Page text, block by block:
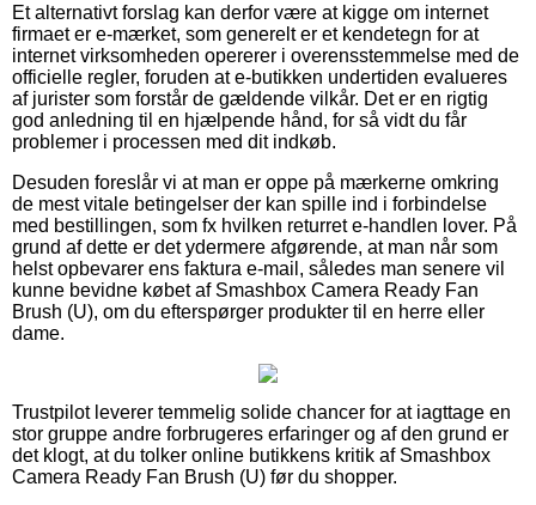
Et alternativt forslag kan derfor være at kigge om internet
firmaet er e-mærket, som generelt er et kendetegn for at
internet virksomheden opererer i overensstemmelse med de
officielle regler, foruden at e-butikken undertiden evalueres
af jurister som forstår de gældende vilkår. Det er en rigtig
god anledning til en hjælpende hånd, for så vidt du får
problemer i processen med dit indkøb.
Desuden foreslår vi at man er oppe på mærkerne omkring
de mest vitale betingelser der kan spille ind i forbindelse
med bestillingen, som fx hvilken returret e-handlen lover. På
grund af dette er det ydermere afgørende, at man når som
helst opbevarer ens faktura e-mail, således man senere vil
kunne bevidne købet af Smashbox Camera Ready Fan
Brush (U), om du efterspørger produkter til en herre eller
dame.
Trustpilot leverer temmelig solide chancer for at iagttage en
stor gruppe andre forbrugeres erfaringer og af den grund er
det klogt, at du tolker online butikkens kritik af Smashbox
Camera Ready Fan Brush (U) før du shopper.